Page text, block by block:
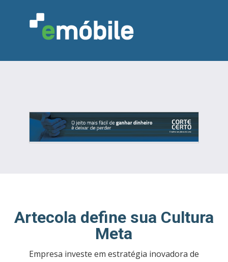
INDÚSTRIA MARCENARIA
DESIGN & DECORAÇÃO
INDICADORES
FEIRAS NOTÍCIAS
Artecola define sua Cultura
Meta
Empresa investe em estratégia inovadora de